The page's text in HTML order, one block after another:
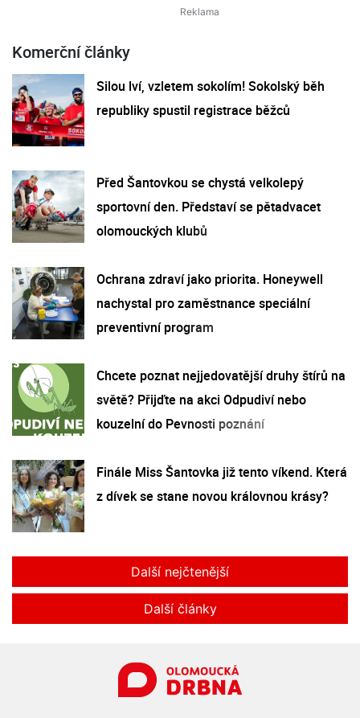
Komerční články
Silou lví, vzletem sokolím! Sokolský běh
republiky spustil registrace běžců
Před Šantovkou se chystá velkolepý
sportovní den. Představí se pětadvacet
olomouckých klubů
Ochrana zdraví jako priorita. Honeywell
nachystal pro zaměstnance speciální
preventivní program
Chcete poznat nejjedovatější druhy štírů na
světě? Přijďte na akci Odpudiví nebo
kouzelní do Pevnosti poznání
Finále Miss Šantovka již tento víkend. Která
z dívek se stane novou královnou krásy?
Další nejčtenější
Další články